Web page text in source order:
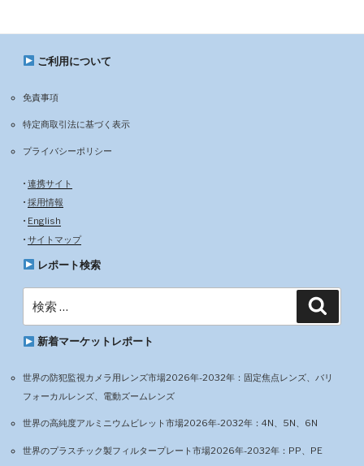
ご利用について
免責事項
特定商取引法に基づく表示
プライバシーポリシー
• 連携サイト
• 採用情報
• English
• サイトマップ
レポート検索
新着マーケットレポート
世界の防犯監視カメラ用レンズ市場2026年-2032年：固定焦点レンズ、バリ
フォーカルレンズ、電動ズームレンズ
世界の高純度アルミニウムビレット市場2026年-2032年：4N、5N、6N
世界のプラスチック製フィルタープレート市場2026年-2032年：PP、PE